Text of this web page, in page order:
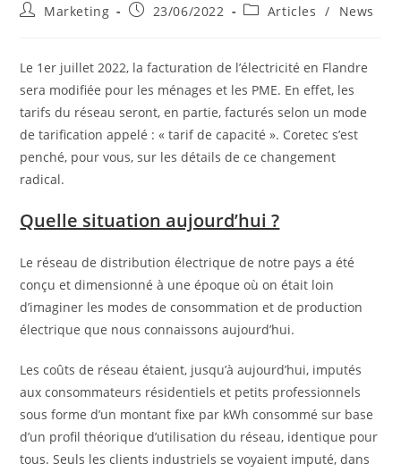
PostMarketing
Post23/06/2022
PostArticles / News
Le 1er juillet 2022, la facturation de l’électricité en Flandre
sera modifiée pour les ménages et les PME. En effet, les
tarifs du réseau seront, en partie, facturés selon un mode
de tarification appelé : « tarif de capacité ». Coretec s’est
penché, pour vous, sur les détails de ce changement
radical.
Quelle situation aujourd’hui ?
Le réseau de distribution électrique de notre pays a été
conçu et dimensionné à une époque où on était loin
d’imaginer les modes de consommation et de production
électrique que nous connaissons aujourd’hui.
Les coûts de réseau étaient, jusqu’à aujourd’hui, imputés
aux consommateurs résidentiels et petits professionnels
sous forme d’un montant fixe par kWh consommé sur base
d’un profil théorique d’utilisation du réseau, identique pour
tous. Seuls les clients industriels se voyaient imputé, dans